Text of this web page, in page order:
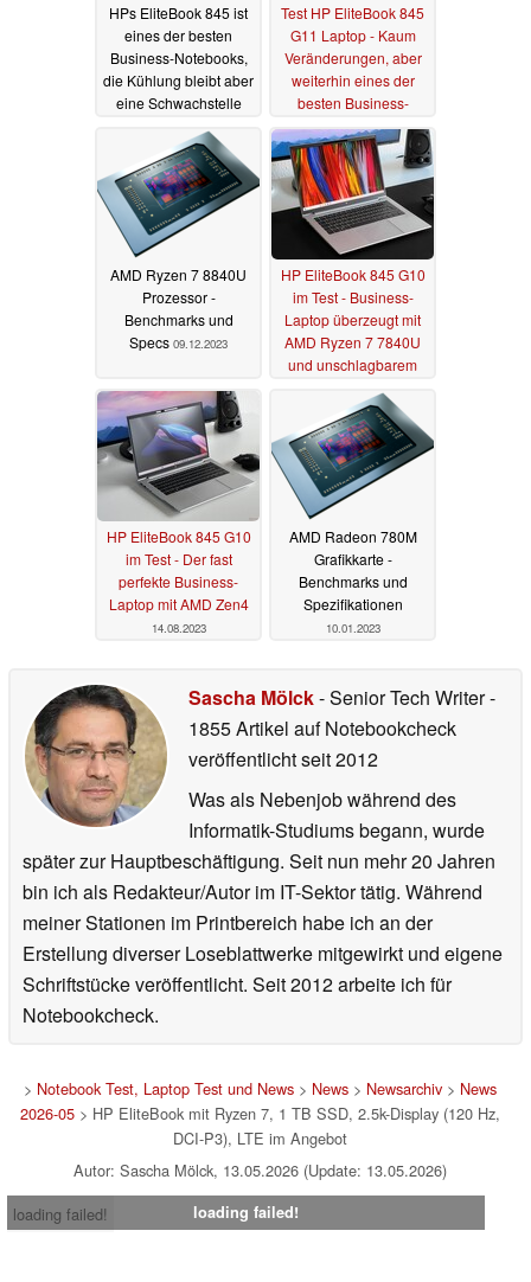
HPs EliteBook 845 ist
eines der besten
Business-Notebooks,
die Kühlung bleibt aber
eine Schwachstelle
Test HP EliteBook 845
G11 Laptop - Kaum
Veränderungen, aber
weiterhin eines der
besten Business-
Notebooks 04.01.2025
AMD Ryzen 7 8840U
Prozessor -
Benchmarks und
Specs 09.12.2023
HP EliteBook 845 G10
im Test - Business-
Laptop überzeugt mit
AMD Ryzen 7 7840U
und unschlagbarem
22.09.2023
HP EliteBook 845 G10
im Test - Der fast
perfekte Business-
Laptop mit AMD Zen4
14.08.2023
AMD Radeon 780M
Grafikkarte -
Benchmarks und
Spezifikationen
10.01.2023
Sascha Mölck- Senior Tech Writer-
1855 Artikel auf Notebookcheck
veröffentlichtseit 2012
Was als Nebenjob während des
Informatik-Studiums begann, wurde
später zur Hauptbeschäftigung. Seit nun mehr 20 Jahren
bin ich als Redakteur/Autor im IT-Sektor tätig. Während
meiner Stationen im Printbereich habe ich an der
Erstellung diverser Loseblattwerke mitgewirkt und eigene
Schriftstücke veröffentlicht. Seit 2012 arbeite ich für
Notebookcheck.
> Notebook Test, Laptop Test und News> News> Newsarchiv> News
2026-05> HP EliteBook mit Ryzen 7, 1 TB SSD, 2.5k-Display (120 Hz,
DCI-P3), LTE im Angebot
Autor: Sascha Mölck, 13.05.2026 (Update: 13.05.2026)
loading failed!
loading failed!